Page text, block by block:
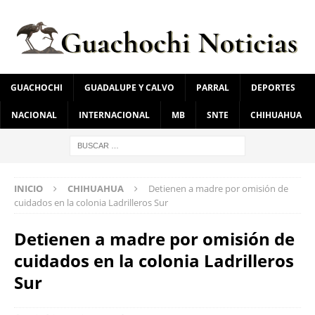
GUACHOCHI GUADALUPE Y CALVO PARRAL DEPORTES
NACIONAL INTERNACIONAL MB SNTE CHIHUAHUA
INICIO CHIHUAHUA
Detienen a madre por omisión de
cuidados en la colonia Ladrilleros Sur
Detienen a madre por omisión de
cuidados en la colonia Ladrilleros
Sur